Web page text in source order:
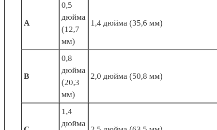
A
0,5
дюйма
(12,7
мм)
1,4 дюйма (35,6 мм)
B
0,8
дюйма
(20,3
мм)
2,0 дюйма (50,8 мм)
1,4
дюйма